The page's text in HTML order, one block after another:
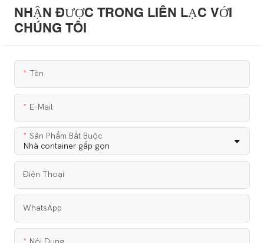
NHẬN ĐƯỢC TRONG LIÊN LẠC VỚI
CHÚNG TÔI
Tên
E-Mail
Sản Phẩm Bắt Buộc
Điện Thoại
WhatsApp